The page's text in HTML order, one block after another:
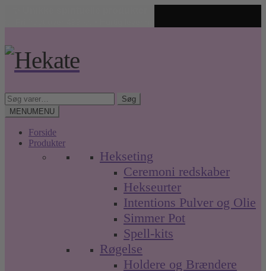
navigation
indhold
Søg
efter:
Søg
MENUMENU
Forside
Produkter
Hekseting
Ceremoni redskaber
Hekseurter
Intentions Pulver og Olie
Simmer Pot
Spell-kits
Røgelse
Holdere og Brændere